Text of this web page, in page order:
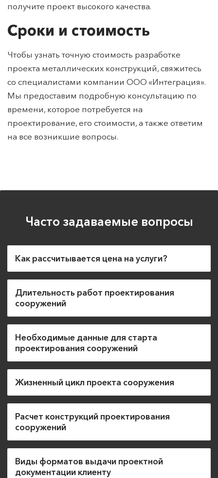
получите проект высокого качества.
Сроки и стоимость
Чтобы узнать точную стоимость разработке
проекта металлических конструкций, свяжитесь
со специалистами компании ООО «Интеграция».
Мы предоставим подробную консультацию по
времени, которое потребуется на
проектирование, его стоимости, а также ответим
на все возникшие вопросы.
Часто задаваемые вопросы
Как рассчитывается цена на услуги?
Длительность работ проектирования
сооружений
Необходимые данные для старта
проектирования сооружений
Жизненный цикл проекта сооружения
Расчет конструкций проектирования
сооружений
Виды форматов выдачи проектной
документации клиенту